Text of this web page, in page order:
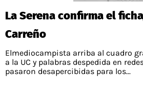
La Serena confirma el
Carreño
Elmediocampista arriba al cuadro
a la UC y palabras despedida en
pasaron desapercibidas para los...